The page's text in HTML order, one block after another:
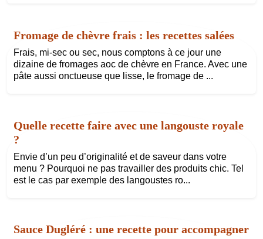
Fromage de chèvre frais : les recettes salées
Frais, mi-sec ou sec, nous comptons à ce jour une
dizaine de fromages aoc de chèvre en France. Avec une
pâte aussi onctueuse que lisse, le fromage de ...
Quelle recette faire avec une langouste royale
?
Envie d’un peu d’originalité et de saveur dans votre
menu ? Pourquoi ne pas travailler des produits chic. Tel
est le cas par exemple des langoustes ro...
Sauce Dugléré : une recette pour accompagner